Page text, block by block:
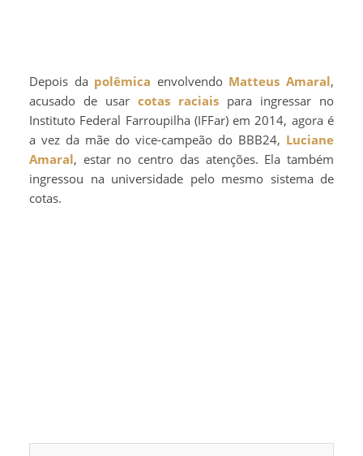
Depois da polêmica envolvendo Matteus Amaral,
acusado de usar cotas raciais para ingressar no
Instituto Federal Farroupilha (IFFar) em 2014, agora é
a vez da mãe do vice-campeão do BBB24, Luciane
Amaral, estar no centro das atenções. Ela também
ingressou na universidade pelo mesmo sistema de
cotas.